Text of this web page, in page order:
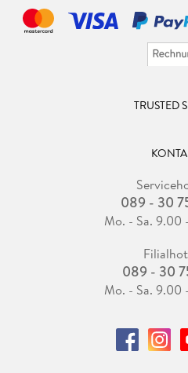
TRUSTED
089 - 30
Mo. - Sa. 9.00
089 - 30
Mo. - Sa. 9.00